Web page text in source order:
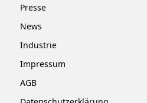
Presse
News
Industrie
Impressum
AGB